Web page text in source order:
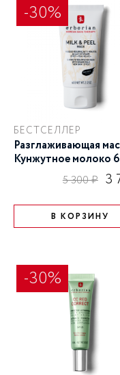
-30%
БЕСТСЕЛЛЕР
Разглаживающая
Кунжутное молоко
5 300 ₽ 3
В КОРЗИНУ
-30%